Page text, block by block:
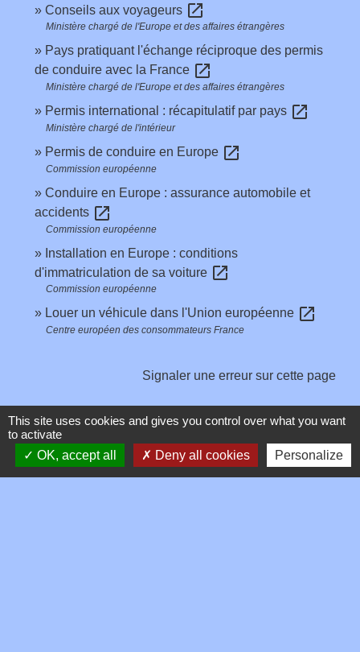
Conseils aux voyageurs open_in_new
Ministère chargé de l'Europe et des affaires étrangères
Pays pratiquant l'échange réciproque des permis
de conduire avec la France open_in_new
Ministère chargé de l'Europe et des affaires étrangères
Permis international : récapitulatif par pays open_in_new
Ministère chargé de l'intérieur
Permis de conduire en Europe open_in_new
Commission européenne
Conduire en Europe : assurance automobile et
accidents open_in_new
Commission européenne
Installation en Europe : conditions
d'immatriculation de sa voiture open_in_new
Commission européenne
Louer un véhicule dans l'Union européenne open_in_new
Centre européen des consommateurs France
Signaler une erreur sur cette page
Contacts
This site uses cookies and gives you control over what you want
to activate
OK, accept all
Deny all cookies Personalize